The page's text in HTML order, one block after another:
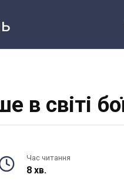
в світі
Час читання
8 хв.